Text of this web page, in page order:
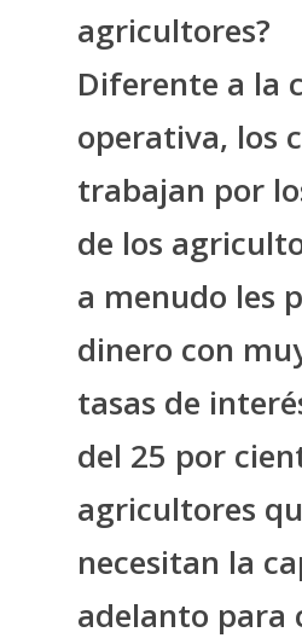
agricultores?
Diferente a la
operativa, los
trabajan por
de los
a menudo les
dinero con
tasas de
del 25 por
agricultores
necesitan la
adelanto para